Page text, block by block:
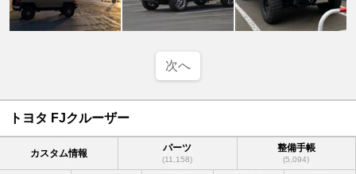
次へ
トヨタ FJクルーザー
カスタム情報 パーツ
(11,158)
整備手帳
(5,094)